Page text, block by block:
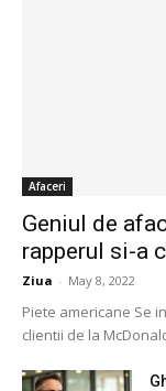
Afaceri
Geniul de
rapperul si-a
Ziua - May 8, 2022
Piete americane Se
clientii de la